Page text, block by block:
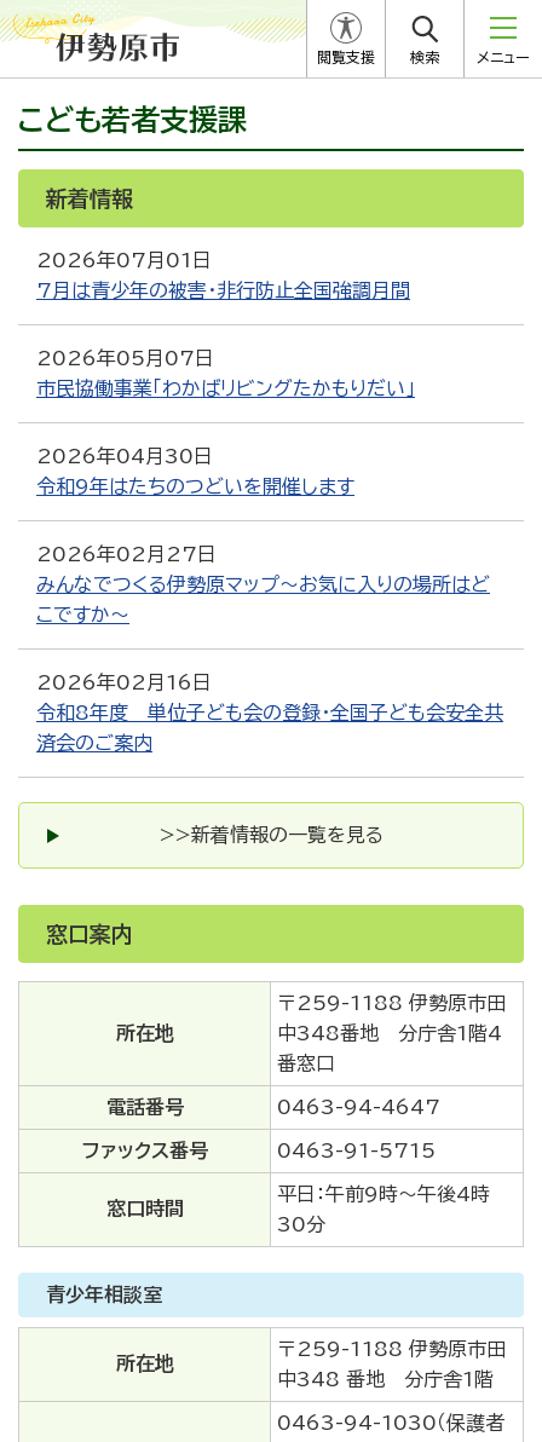
閲覧支援 検索 メニュー
こども若者支援課
新着情報
2026年07月01日
7月は青少年の被害・非行防止全国強調月間
2026年05月07日
市民協働事業「わかばリビングたかもりだい」
2026年04月30日
令和9年はたちのつどいを開催します
2026年02月27日
みんなでつくる伊勢原マップ～お気に入りの場所はど
こですか～
2026年02月16日
令和8年度 単位子ども会の登録・全国子ども会安全共
済会のご案内
>>新着情報の一覧を見る
窓口案内
所在地
〒259-1188 伊勢原市田
中348番地 分庁舎1階4
番窓口
電話番号 0463-94-4647
ファックス番号 0463-91-5715
窓口時間
平日：午前9時～午後4時
30分
青少年相談室
所在地
〒259-1188 伊勢原市田
中348 番地 分庁舎1階
0463-94-1030（保護者